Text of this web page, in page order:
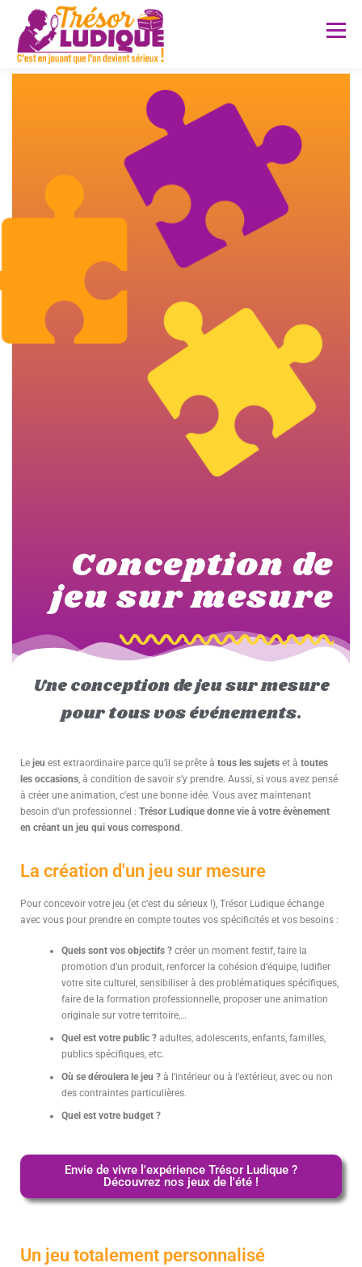
Menu
PRESTATIONS
SERVICES SUR MESURE FAQ
RÉALISATIONS CONTACT
Conception de
jeu sur mesure
Une conception de jeu sur mesure
pour tous vos événements.
Le jeu est extraordinaire parce qu’il se prête à tous les sujets et à toutes
les occasions , à condition de savoir s’y prendre. Aussi, si vous avez pensé
à créer une animation, c’est une bonne idée. Vous avez maintenant
besoin d’un professionnel : Trésor Ludique donne vie à votre évènement
en créant un jeu qui vous correspond.
La création d'un jeu sur mesure
Pour concevoir votre jeu (et c’est du sérieux !), Trésor Ludique échange
avec vous pour prendre en compte toutes vos spécificités et vos besoins :
Quels sont vos objectifs ?créer un moment festif, faire la
promotion d’un produit, renforcer la cohésion d’équipe, ludifier
votre site culturel, sensibiliser à des problématiques spécifiques,
faire de la formation professionnelle, proposer une animation
originale sur votre territoire,…
Quel est votre public ?adultes, adolescents, enfants, familles,
publics spécifiques, etc.
Où se déroulera le jeu ?à l’intérieur ou à l’extérieur, avec ou non
des contraintes particulières.
Quel est votre budget ?
Envie de vivre l'expérience Trésor Ludique ?
Découvrez nos jeux de l'été !
Un jeu totalement personnalisé